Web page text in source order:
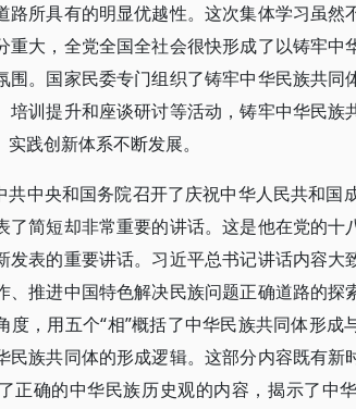
路所具有的明显优越性。这次集体学习虽然
重大，全党全国全社会很快形成了以铸牢
围。国家民委专门组织了铸牢中华民族共同
培训提升和座谈研讨等活动，铸牢中华民
践创新体系不断发展。
共中央和国务院召开了庆祝中华人民共和国
了简短却非常重要的讲话。这是他在党的十
发表的重要讲话。习近平总书记讲话内容
、推进中国特色解决民族问题正确道路的探
度，用五个“相”概括了中华民族共同体形
民族共同体的形成逻辑。这部分内容既有新
正确的中华民族历史观的内容，揭示了中